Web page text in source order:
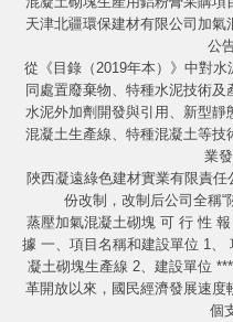
天津北疆環保建材有限公司加
公
從《目錄（2019年本）》中對
同處置廢棄物、特種水泥技術及
水泥外加劑開發與引用、新型
混凝土生產線、特種混凝土等
業
陜西凝遠綠色建材實業有限責
份改制，改制后公司全稱“
蒸壓加氣混凝土砌塊 可 行 性
據 一、項目名稱和建設單位 1、
凝土砌塊生產線 2、建設單位
革開放以來，國民經濟發展速
個